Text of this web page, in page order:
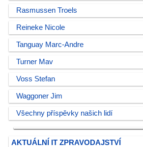
Rasmussen Troels
Reineke Nicole
Tanguay Marc-Andre
Turner Mav
Voss Stefan
Waggoner Jim
Všechny příspěvky našich lidí
AKTUÁLNÍ IT ZPRAVODAJSTVÍ